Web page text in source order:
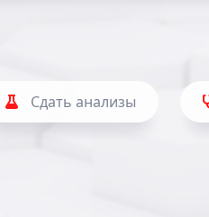
Сдать анализы